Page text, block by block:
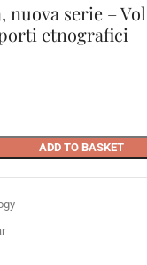
serie –
etnografici
ADD TO BASKET